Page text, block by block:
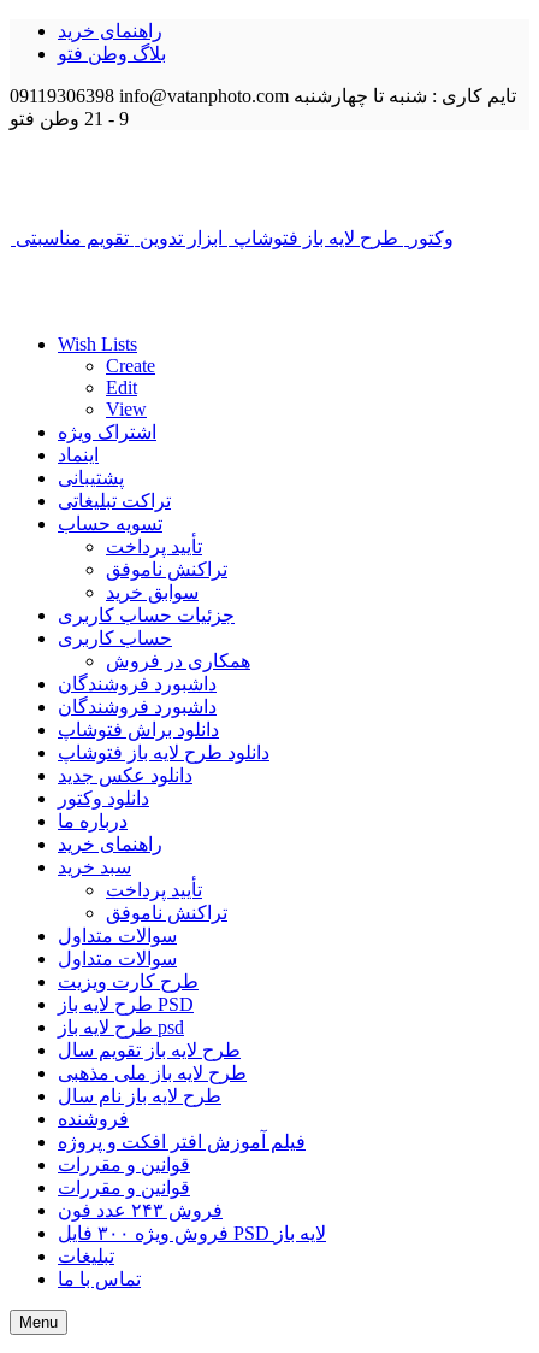
راهنمای خرید
بلاگ وطن فتو
09119306398 info@vatanphoto.com تایم کاری : شنبه تا چهارشنبه
9 - 21
وطن فتو
وکتور طرح لایه باز فتوشاپ ابزار تدوین تقویم مناسبتی
Wish Lists
Create
Edit
View
اشتراک ویژه
اینماد
پشتیبانی
تراکت تبلیغاتی
تسویه حساب
تأیید پرداخت
تراکنش ناموفق
سوابق خرید
جزئیات حساب کاربری
حساب کاربری
همکاری در فروش
داشبورد فروشندگان
داشبورد فروشندگان
دانلود براش فتوشاپ
دانلود طرح لایه باز فتوشاپ
دانلود عکس جدید
دانلود وکتور
درباره ما
راهنمای خرید
سبد خرید
تأیید پرداخت
تراکنش ناموفق
سوالات متداول
سوالات متداول
طرح کارت ویزیت
طرح لایه باز PSD
طرح لایه باز psd
طرح لایه باز تقویم سال
طرح لایه باز ملی مذهبی
طرح لایه باز نام سال
فروشنده
فیلم آموزش افتر افکت و پروژه
قوانین و مقررات
قوانین و مقررات
فروش ۲۴۳ عدد فون
فروش ویژه ۳۰۰ فایل PSD لایه باز
تبلیغات
تماس با ما
Menu